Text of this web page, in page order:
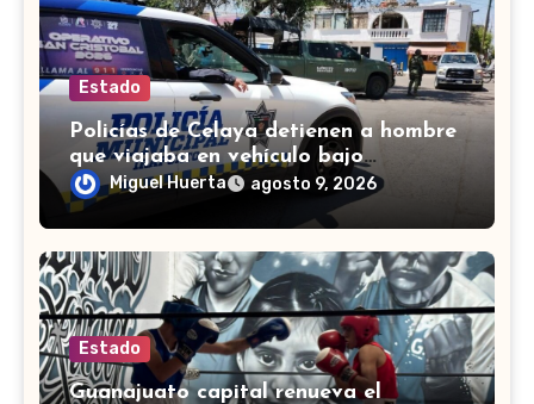
Estado
Policías de Celaya detienen a hombre
que viajaba en vehículo bajo
investigación
Miguel Huerta agosto 9, 2026
Estado
Guanajuato capital renueva el